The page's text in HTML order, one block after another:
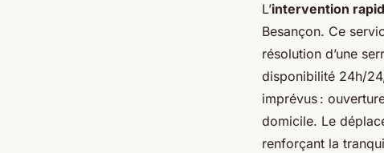
L’intervention
Besançon. Ce
résolution d’une
disponibilité 24h/
imprévus :
domicile. Le
renforçant la